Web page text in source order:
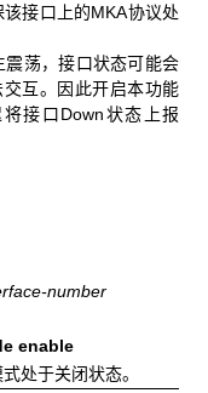
接口上的MKA协议处
荡，接口状态可能会
互。
因此开启本功能
接口 Down 状态上报
number
enable
处于关闭状态。